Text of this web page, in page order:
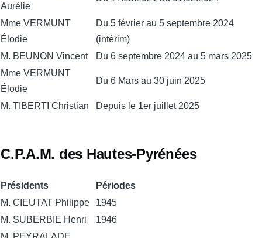
Aurélie
Mme VERMUNT
Élodie
Du 5 février au 5 septembre 2024
(intérim)
M. BEUNON Vincent
Du 6 septembre 2024 au 5 mars 2025
Mme VERMUNT
Élodie
Du 6 Mars au 30 juin 2025
M. TIBERTI Christian Depuis le 1er juillet 2025
C.P.A.M. des Hautes-Pyrénées
Présidents
Périodes
M. CIEUTAT Philippe
1945
M. SUBERBIE Henri
1946